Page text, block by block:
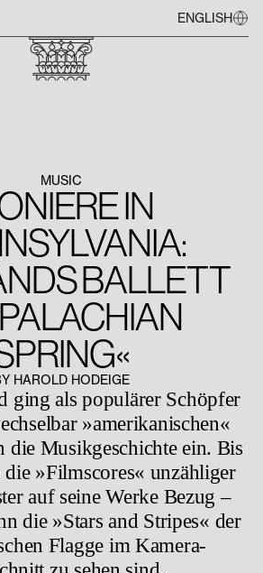
ENGLISH
MUSIC
IN
BALLETT
HAROLD HODEIGE
ging als populärer Schöpfer
»amerikanischen«
Musikgeschichte ein. Bis
die »Filmscores« unzähliger
auf seine Werke Bezug –
die »Stars and Stripes« der
Flagge im Kamera-